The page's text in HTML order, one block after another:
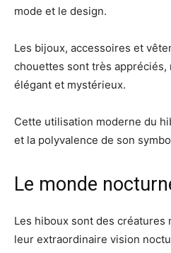
mode et le design.
Les bijoux, accessoires et
chouettes sont très
élégant et mystérieux.
Cette utilisation moderne du
et la polyvalence de son
Le monde
Les hiboux sont des
leur extraordinaire vision